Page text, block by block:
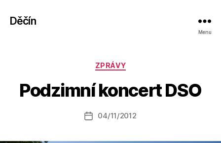
Děčín
Menu
Rubriky
ZPRÁVY
Podzimní koncert DSO
Autor
příspěvku
o
a
Datum
04/11/2012